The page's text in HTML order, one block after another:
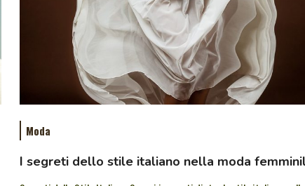
Moda
I segreti dello stile italiano nella moda